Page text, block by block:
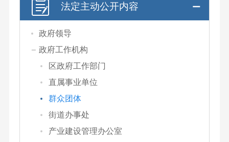
法定主动公开内容
政府领导
政府工作机构
区政府工作部门
直属事业单位
群众团体
街道办事处
产业建设管理办公室